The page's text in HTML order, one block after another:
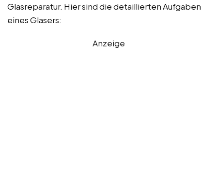
Glasreparatur. Hier sind die detaillierten Aufgaben
eines Glasers:
Anzeige